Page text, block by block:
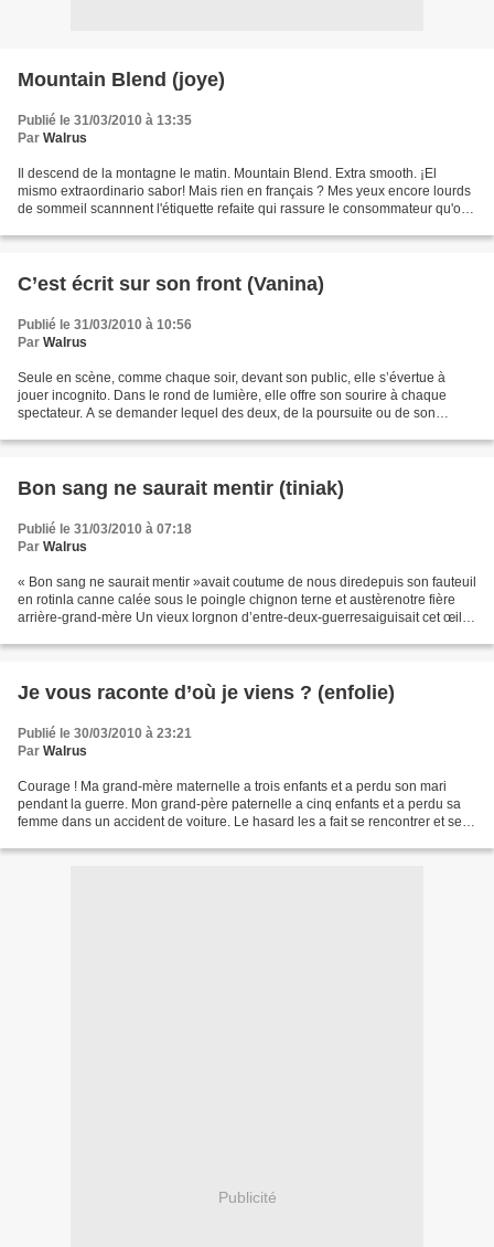
Publié le 31/03/2010 à 13:35
Par Walrus
Il descend de la montagne le matin. Mountain Blend. Extra smooth. ¡El
mismo extraordinario sabor! Mais rien en français ? Mes yeux encore lourds
de sommeil scannnent l'étiquette refaite qui rassure le consommateur qu'on
C’est écrit sur son front (Vanina)
Publié le 31/03/2010 à 10:56
Par Walrus
Seule en scène, comme chaque soir, devant son public, elle s’évertue à
jouer incognito. Dans le rond de lumière, elle offre son sourire à chaque
spectateur. A se demander lequel des deux, de la poursuite ou de son
Bon sang ne saurait mentir (tiniak)
Publié le 31/03/2010 à 07:18
Par Walrus
« Bon sang ne saurait mentir »avait coutume de nous diredepuis son fauteuil
en rotinla canne calée sous le poingle chignon terne et austèrenotre fière
arrière-grand-mère Un vieux lorgnon d’entre-deux-guerresaiguisait cet œil
Je vous raconte d’où je viens ? (enfolie)
Publié le 30/03/2010 à 23:21
Par Walrus
Courage ! Ma grand-mère maternelle a trois enfants et a perdu son mari
pendant la guerre. Mon grand-père paternelle a cinq enfants et a perdu sa
femme dans un accident de voiture. Le hasard les a fait se rencontrer et se
Publicité